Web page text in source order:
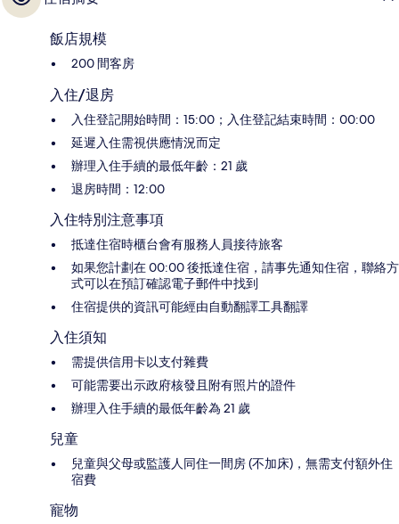
飯店規模
200 間客房
入住/退房
入住登記開始時間：15:00；入住登記結束時間：00:00
延遲入住需視供應情況而定
辦理入住手續的最低年齡：21 歲
退房時間：12:00
入住特別注意事項
抵達住宿時櫃台會有服務人員接待旅客
如果您計劃在 00:00 後抵達住宿，請事先通知住宿，聯絡方
式可以在預訂確認電子郵件中找到
住宿提供的資訊可能經由自動翻譯工具翻譯
入住須知
需提供信用卡以支付雜費
可能需要出示政府核發且附有照片的證件
辦理入住手續的最低年齡為 21 歲
兒童
兒童與父母或監護人同住一間房 (不加床)，無需支付額外住
宿費
寵物